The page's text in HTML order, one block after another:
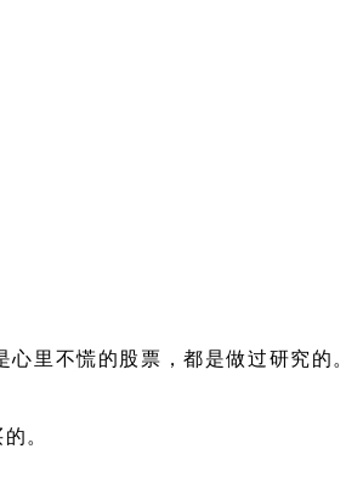
里不慌的股票，都是做过研究的。
。